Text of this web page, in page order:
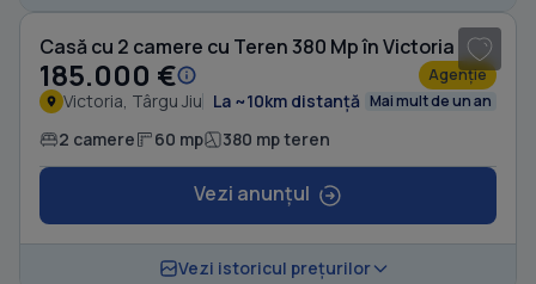
Casă cu 2 camere cu Teren 380 Mp în Victoria
185.000 € Agenție
Victoria, Târgu Jiu La ~10km distanță Mai mult de un an
2 camere 60 mp 380 mp teren
Vezi anunțul
Vezi istoricul prețurilor